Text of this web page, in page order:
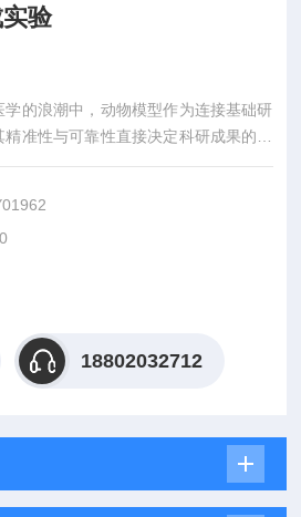
验
的浪潮中，动物模型作为连接基础研
准性与可靠性直接决定科研成果的价
）深耕生物医学领域十余载，凭借
供覆盖动物模型构建、药效评价、数据
决方案，助力客户突破科研瓶颈，加
18802032712